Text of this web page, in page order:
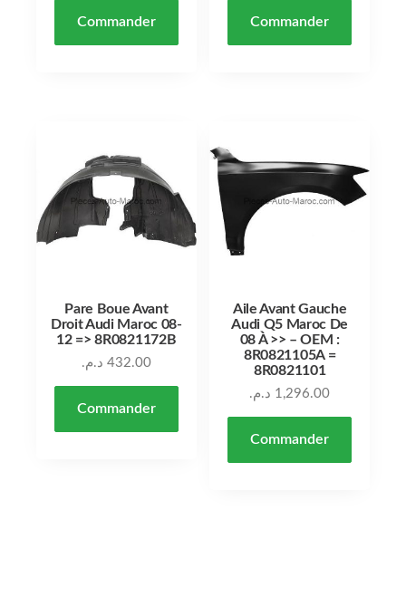
Commander Commander
Pare Boue Avant
Droit Audi Maroc 08-
12 => 8R0821172B
432.00 د.م.
Commander
Aile Avant Gauche
Audi Q5 Maroc De
08 À >> – OEM :
8R0821105A =
8R0821101
1,296.00 د.م.
Commander